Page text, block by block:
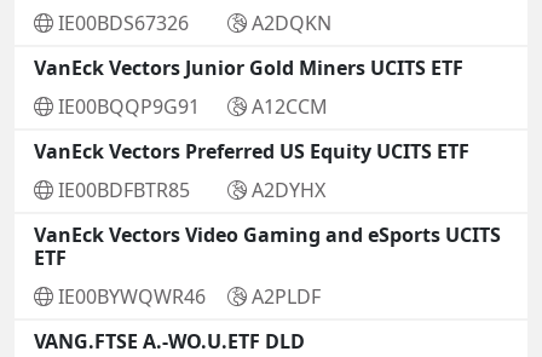
IE00BDS67326
A2DQKN
VanEck Vectors Junior Gold Miners UCITS ETF
IE00BQQP9G91
A12CCM
VanEck Vectors Preferred US Equity UCITS ETF
IE00BDFBTR85
A2DYHX
VanEck Vectors Video Gaming and eSports UCITS
ETF
IE00BYWQWR46
A2PLDF
VANG.FTSE A.-WO.U.ETF DLD